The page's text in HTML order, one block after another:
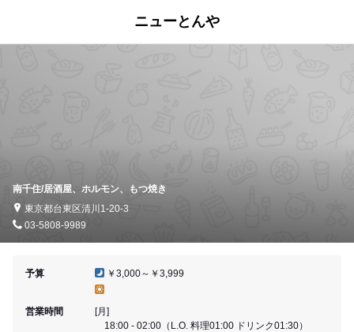
ニューとんや
南千住/居酒屋、ホルモン、もつ焼き
東京都台東区清川1-20-3
03-5808-9989
予算 ￥3,000～￥3,999
営業時間
[月]
18:00 - 02:00（L.O. 料理01:00 ドリンク01:30）